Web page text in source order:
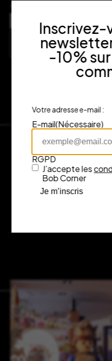
7 rue Fénelon, 33000
Consulter l’itinéraire
Inscrivez-
-10%
Votre adresse e-mail :
E-mail(Nécessaire)
RGPD
J’accepte les
Bob Corner
Je m’inscris